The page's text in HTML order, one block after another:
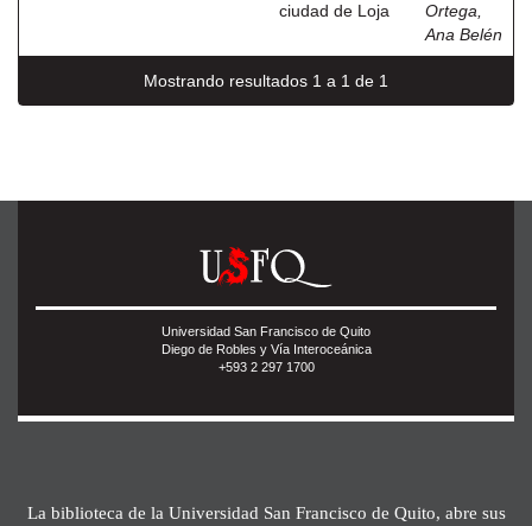
ciudad de Loja
Ortega,
Ana Belén
Mostrando resultados 1 a 1 de 1
Universidad San Francisco de Quito
Diego de Robles y Vía Interoceánica
+593 2 297 1700
La biblioteca de la Universidad San Francisco de Quito, abre sus